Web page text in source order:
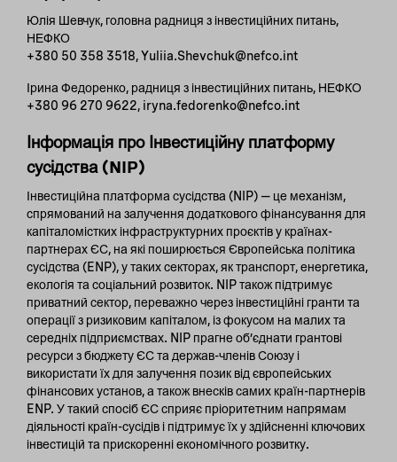
Юлія Шевчук, головна радниця з інвестиційних питань,
НЕФКО
+380 50 358 3518, Yuliia.Shevchuk@nefco.int
Ірина Федоренко, радниця з інвестиційних питань, НЕФКО
+380 96 270 9622, iryna.fedorenko@nefco.int
Інформація про Інвестиційну платформу
сусідства (NIP)
Інвестиційна платформа сусідства (NIP) — це механізм,
спрямований на залучення додаткового фінансування для
капіталомістких інфраструктурних проєктів у країнах-
партнерах ЄС, на які поширюється Європейська політика
сусідства (ENP), у таких секторах, як транспорт, енергетика,
екологія та соціальний розвиток. NIP також підтримує
приватний сектор, переважно через інвестиційні гранти та
операції з ризиковим капіталом, із фокусом на малих та
середніх підприємствах. NIP прагне об’єднати грантові
ресурси з бюджету ЄС та держав-членів Союзу і
використати їх для залучення позик від європейських
фінансових установ, а також внесків самих країн-партнерів
ENP. У такий спосіб ЄС сприяє пріоритетним напрямам
діяльності країн-сусідів і підтримує їх у здійсненні ключових
інвестицій та прискоренні економічного розвитку.